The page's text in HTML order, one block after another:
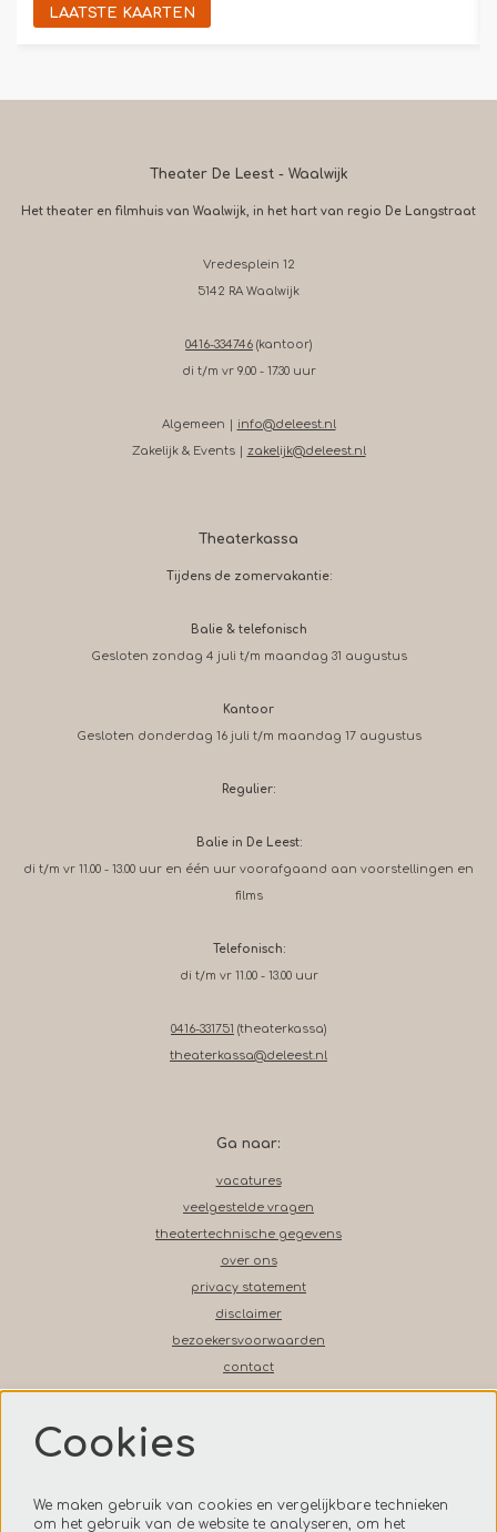
LAATSTE KAARTEN
Theater De Leest - Waalwijk
Het theater en filmhuis van Waalwijk, in het hart van regio De Langstraat
Vredesplein 12
5142 RA Waalwijk
0416-334746 (kantoor)
di t/m vr 9.00 - 17.30 uur
Algemeen | info@deleest.nl
Zakelijk & Events | zakelijk@deleest.nl
Theaterkassa
Tijdens de zomervakantie:
Balie & telefonisch
Gesloten zondag 4 juli t/m maandag 31 augustus
Kantoor
Gesloten donderdag 16 juli t/m maandag 17 augustus
Regulier:
Balie in De Leest:
di t/m vr 11.00 - 13.00 uur en één uur voorafgaand aan voorstellingen en
films
Telefonisch:
di t/m vr 11.00 - 13.00 uur
0416-331751 (theaterkassa)
theaterkassa@deleest.nl
Ga naar:
vacatures
veelgestelde vragen
theatertechnische gegevens
over ons
privacy statement
disclaimer
bezoekersvoorwaarden
contact
Volg ons op social media
Cookies
We maken gebruik van cookies en vergelijkbare technieken
om het gebruik van de website te analyseren, om het